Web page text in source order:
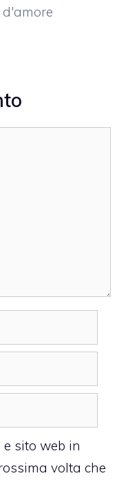
sito web in
volta che